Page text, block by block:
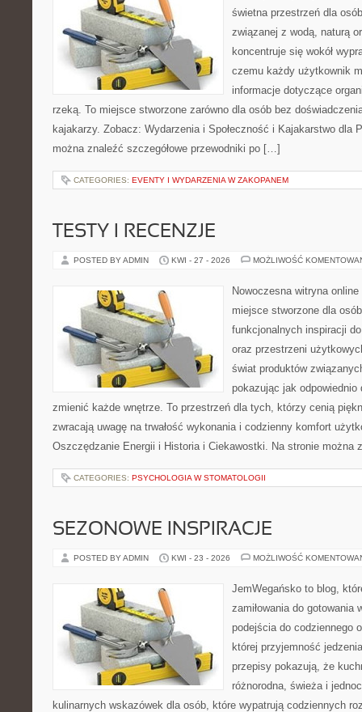
świetna przestrzeń dla
związanej z wodą, naturą
koncentruje się wokół
czemu każdy użytkownik
informacje dotyczące
rzeką. To miejsce stworzone zarówno dla osób bez
kajakarzy. Zobacz: Wydarzenia i Społeczność i Kajakarstwo dla
można znaleźć szczegółowe przewodniki po […]
CATEGORIES: EVENTY I WYDARZENIA W ZAKOPANEM
TESTY I RECENZJE
POSTED BY ADMIN KWI - 27 - 2026 MOŻLIWOŚĆ
Nowoczesna witryna
miejsce stworzone dla
funkcjonalnych inspiracji
oraz przestrzeni
świat produktów
pokazując jak odpowiednio
zmienić każde wnętrze. To przestrzeń dla tych, którzy cenią
zwracają uwagę na trwałość wykonania i codzienny komfort
Oszczędzanie Energii i Historia i Ciekawostki. Na stronie można
CATEGORIES: PSYCHOLOGIA W STOMATOLOGII
SEZONOWE INSPIRACJE
POSTED BY ADMIN KWI - 23 - 2026 MOŻLIWOŚĆ
JemWegańsko to blog,
zamiłowania do gotowania
podejścia do codziennego
której przyjemność
przepisy pokazują, że
różnorodna, świeża i
kulinarnych wskazówek dla osób, które wypatrują codziennych